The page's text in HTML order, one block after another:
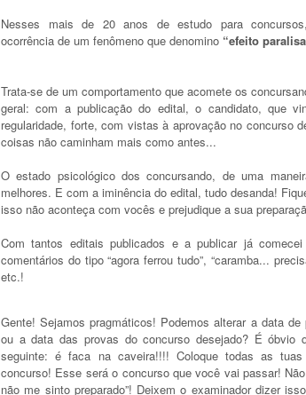
Nesses mais de 20 anos de estudo para
ocorrência de um fenômeno que denomino “efeito
Trata-se de um comportamento que acomete os
geral: com a publicação do edital, o candidato, que
regularidade, forte, com vistas à aprovação no concurso
coisas não caminham mais como antes...
O estado psicológico dos concursando, de uma
melhores. E com a iminência do edital, tudo desanda!
isso não aconteça com vocês e prejudique a sua
Com tantos editais publicados e a publicar já
comentários do tipo “agora ferrou tudo”, “caramba...
etc.!
Gente! Sejamos pragmáticos! Podemos alterar a data de
ou a data das provas do concurso desejado? É óbvio
seguinte: é faca na caveira!!!! Coloque todas as
concurso! Esse será o concurso que você vai passar!
não me sinto preparado”! Deixem o examinador dizer